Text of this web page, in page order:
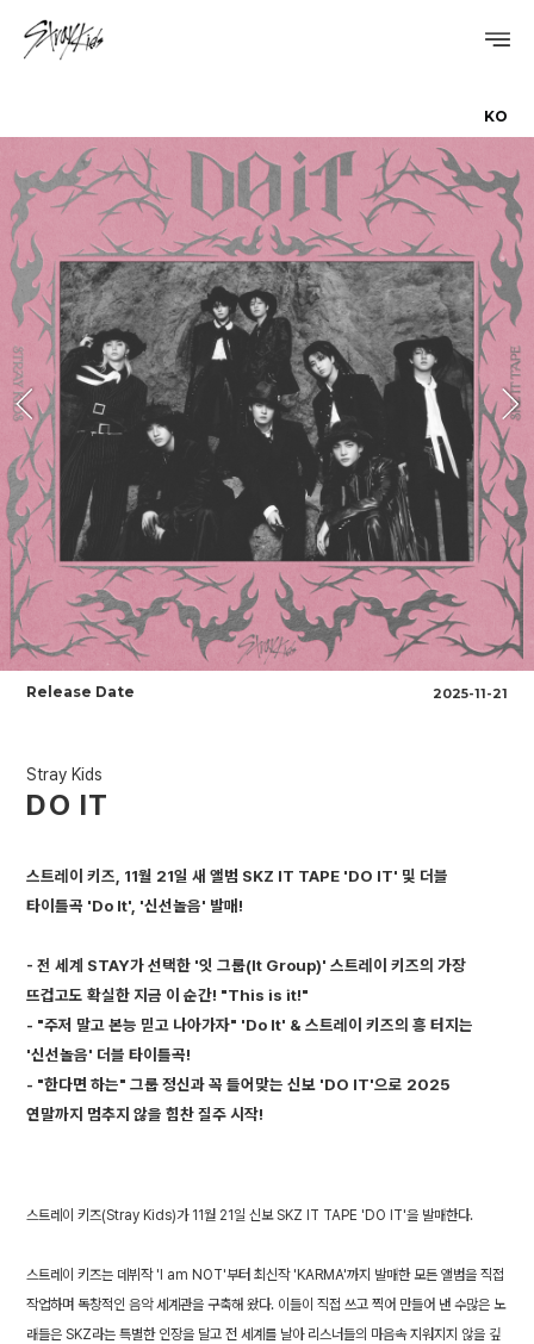
PROFILE
DISCOGRAPHY
GALLERY
VIDEO
NOTICE
SCHEDULE
KO
Release Date 2025-11-21
Stray Kids
DO IT
스트레이 키즈, 11월 21일 새 앨범 SKZ IT TAPE 'DO IT' 및 더블
타이틀곡 'Do It', '신선놀음' 발매!
- 전 세계 STAY가 선택한 '잇 그룹(It Group)' 스트레이 키즈의 가장
뜨겁고도 확실한 지금 이 순간! "This is it!"
- "주저 말고 본능 믿고 나아가자" 'Do It' & 스트레이 키즈의 흥 터지는
'신선놀음' 더블 타이틀곡!
- "한다면 하는" 그룹 정신과 꼭 들어맞는 신보 'DO IT'으로 2025
연말까지 멈추지 않을 힘찬 질주 시작!
스트레이 키즈(Stray Kids)가 11월 21일 신보 SKZ IT TAPE 'DO IT'을 발매한다.
스트레이 키즈는 데뷔작 'I am NOT'부터 최신작 'KARMA'까지 발매한 모든 앨범을 직접
작업하며 독창적인 음악 세계관을 구축해 왔다. 이들이 직접 쓰고 찍어 만들어 낸 수많은 노
래들은 SKZ라는 특별한 인장을 달고 전 세계를 날아 리스너들의 마음속 지워지지 않을 깊